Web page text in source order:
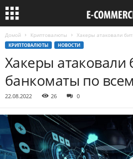
Домой Криптовалюты Хакеры атаковали
КРИПТОВАЛЮТЫ НОВОСТИ
Хакеры атаковали
банкоматы по
22.08.2022 26 0